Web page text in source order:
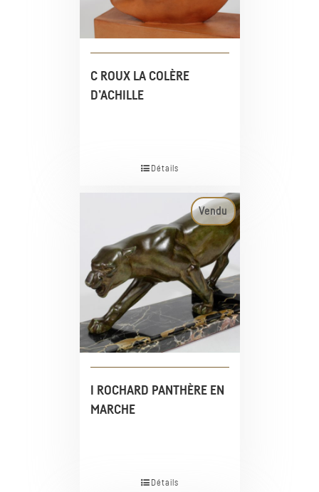
C ROUX LA COLÈRE
D’ACHILLE
Détails
Vendu
I ROCHARD PANTHÈRE EN
MARCHE
Détails